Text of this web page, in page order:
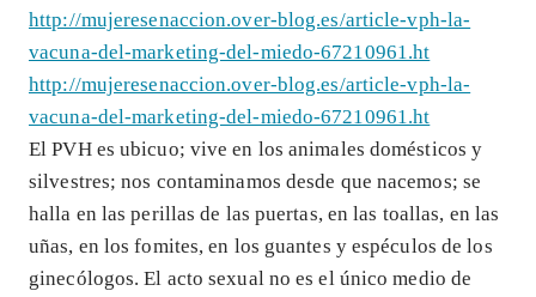
http://mujeresenaccion.over-blog.es/article-vph-la-
vacuna-del-marketing-del-miedo-67210961.ht
http://mujeresenaccion.over-blog.es/article-vph-la-
vacuna-del-marketing-del-miedo-67210961.ht
El PVH es ubicuo; vive en los animales domésticos y
silvestres; nos contaminamos desde que nacemos; se
halla en las perillas de las puertas, en las toallas, en las
uñas, en los fomites, en los guantes y espéculos de los
ginecólogos. El acto sexual no es el único medio de